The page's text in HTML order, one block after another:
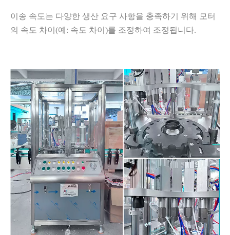
이송 속도는 다양한 생산 요구 사항을 충족하기 위해 모터
의 속도 차이(예: 속도 차이)를 조정하여 조정됩니다.